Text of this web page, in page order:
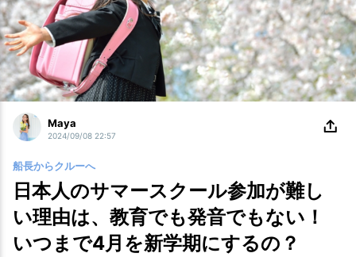
Maya
2024/09/08 22:57
船長からクルーへ
日本人のサマースクール参加が難し
い理由は、教育でも発音でもない！
いつまで4月を新学期にするの？